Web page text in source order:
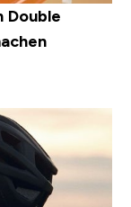
Double